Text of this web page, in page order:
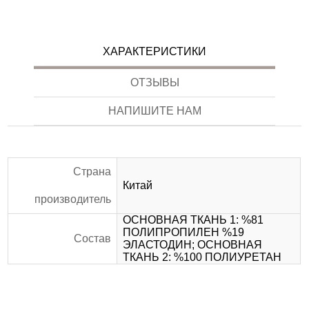
ХАРАКТЕРИСТИКИ
ОТЗЫВЫ
НАПИШИТЕ НАМ
Страна
производитель
Китай
Состав
ОСНОВНАЯ ТКАНЬ 1: %81
ПОЛИПPОПИЛЕН %19
ЭЛАСТОДИН; ОСНОВНАЯ
ТКАНЬ 2: %100 ПОЛИУРЕТАН